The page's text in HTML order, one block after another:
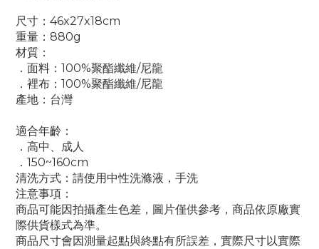
尺寸：46x27x18cm
重量：880g
材質：
．面料：100%聚酯纖維/尼龍
．裡布： 100%聚酯纖維/尼龍
產地：台灣
適合年齡：
．高中、成人
．150~160cm
清洗方式：請使用中性洗滌液，手洗
注意事項：
商品可能因拍攝產生色差，圖片僅供參考，商品依原廠實
際供貨樣式為準。
商品尺寸會因測量起點與終點有所誤差，實際尺寸以實際